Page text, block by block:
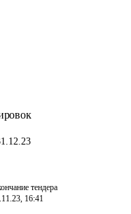
тендера
16:41